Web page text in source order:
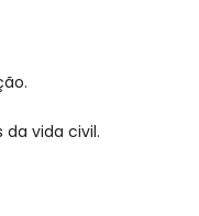
vida civil.